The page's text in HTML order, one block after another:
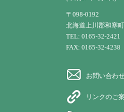
〒098-0192
北海道上川郡和寒
TEL: 0165-32-2421
FAX: 0165-32-4238
お問い合わ
リンクのご